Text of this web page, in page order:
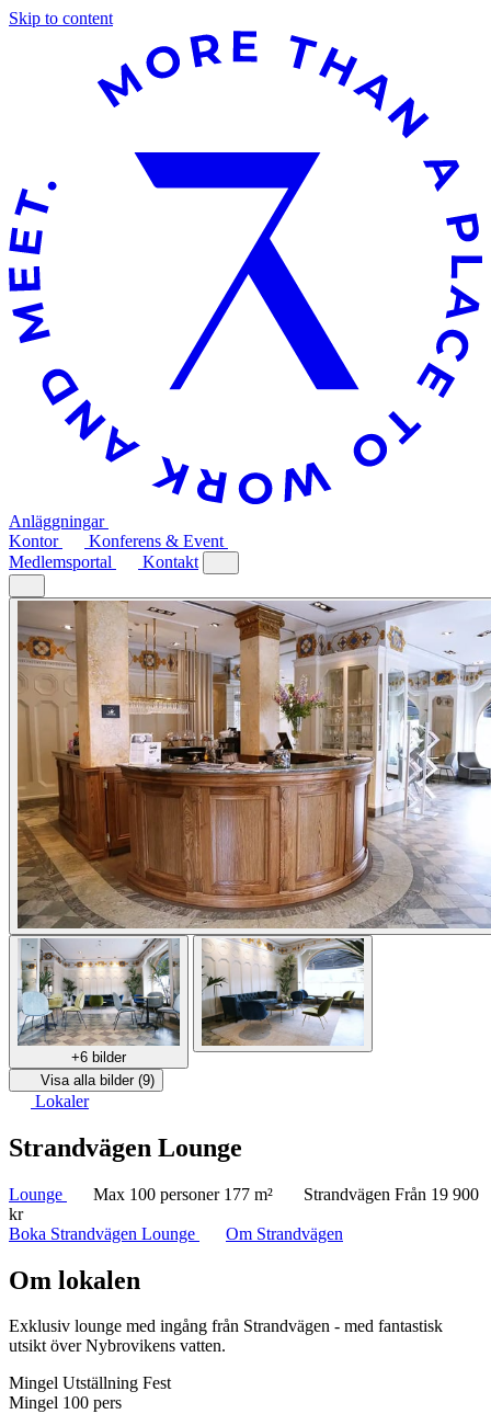
Skip to content
Anläggningar
Kontor
Konferens & Event
Medlemsportal
Kontakt
+6 bilder
Visa alla bilder (9)
Lokaler
Strandvägen Lounge
Lounge Max 100 personer 177 m² Strandvägen Från 19 900
kr
Boka Strandvägen Lounge
Om Strandvägen
Om lokalen
Exklusiv lounge med ingång från Strandvägen - med fantastisk
utsikt över Nybrovikens vatten.
Mingel Utställning Fest
Mingel 100 pers